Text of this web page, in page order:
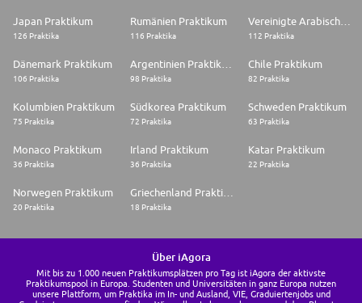
Japan Praktikum
126 Praktika
Rumänien Praktikum
116 Praktika
Vereinigte Arabische Emirate Praktikum
112 Praktika
Dänemark Praktikum
106 Praktika 98 Praktika
Chile Praktikum
82 Praktika
Kolumbien Praktikum
75 Praktika
Südkorea Praktikum
72 Praktika
Schweden Praktikum
63 Praktika
Monaco Praktikum
36 Praktika
Irland Praktikum
36 Praktika
Katar Praktikum
22 Praktika
Norwegen Praktikum
20 Praktika 18 Praktika
Über iAgora
Mit bis zu 1.000 neuen Praktikumsplätzen pro Tag ist iAgora der aktivste
Praktikumspool in Europa. Studenten und Universitäten in ganz Europa nutzen
unsere Plattform, um Praktika im In- und Ausland, VIE, Graduiertenjobs und